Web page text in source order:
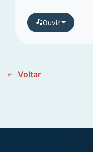
Ouvir
Voltar